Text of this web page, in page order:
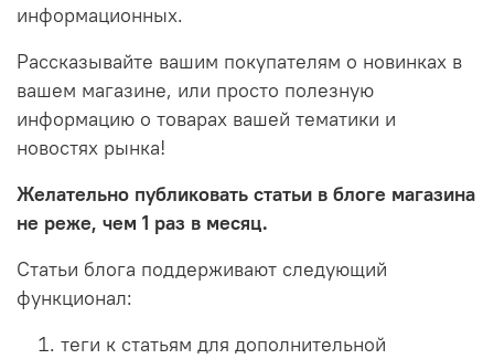
информационных.
Рассказывайте вашим покупателям о новинках в
вашем магазине, или просто полезную
информацию о товарах вашей тематики и
новостях рынка!
Желательно публиковать статьи в блоге магазина
не реже, чем 1 раз в месяц.
Статьи блога поддерживают следующий
функционал:
теги к статьям для дополнительной